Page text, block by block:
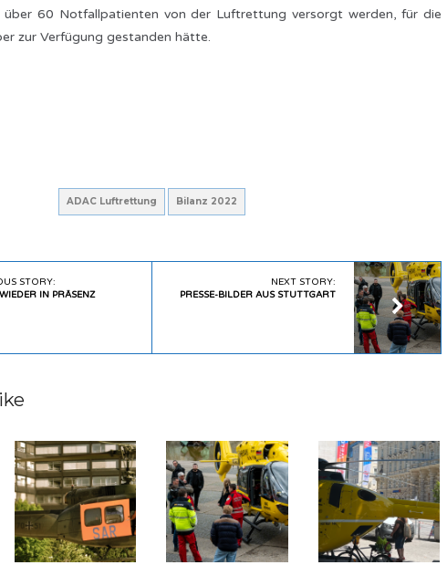
über 60 Notfallpatienten von der Luftrettung versorgt werden, für die
zur Verfügung gestanden hätte.
ADAC Luftrettung Bilanz 2022
STORY:
IN PRÄSENZ
NEXT STORY:
PRESSE-BILDER AUS STUTTGART